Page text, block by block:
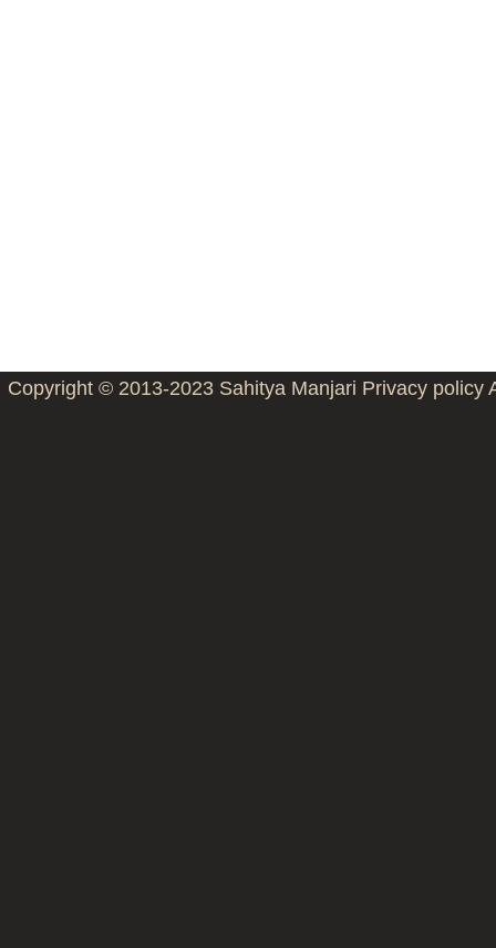
Copyright © 2013-2023 Sahitya Manjari Privacy policy